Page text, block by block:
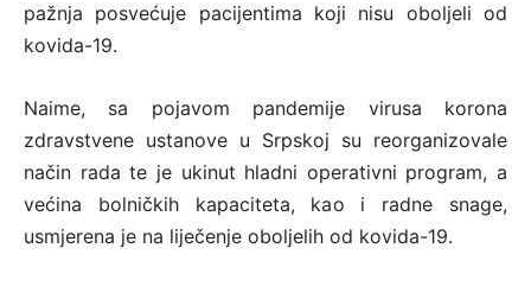
pažnja posvećuje pacijentima koji nisu oboljeli od
kovida-19.
Naime, sa pojavom pandemije virusa korona
zdravstvene ustanove u Srpskoj su reorganizovale
način rada te je ukinut hladni operativni program, a
većina bolničkih kapaciteta, kao i radne snage,
usmjerena je na liječenje oboljelih od kovida-19.